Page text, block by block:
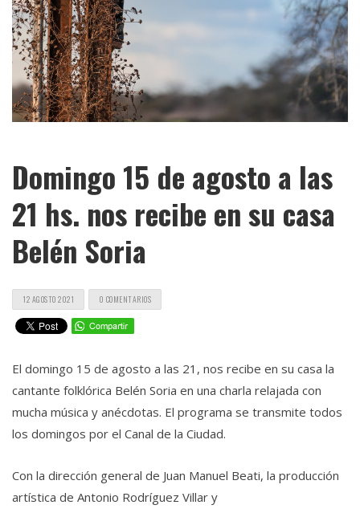
Domingo 15 de agosto a las
21 hs. nos recibe en su casa
Belén Soria
12 AGOSTO 2021 0 COMENTARIOS
El domingo 15 de agosto a las 21, nos recibe en su casa la
cantante folklórica Belén Soria en una charla relajada con
mucha música y anécdotas. El programa se transmite todos
los domingos por el Canal de la Ciudad.
Con la dirección general de Juan Manuel Beati, la producción
artística de Antonio Rodríguez Villar y